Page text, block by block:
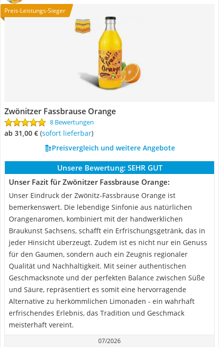
Preis-Leistungs-Sieger
‎Zwönitzer Fassbrause Orange
8 Bewertungen
ab 31,00 € ( Sofort lieferbar)
Preisvergleich und weitere Angebote
Unsere Bewertung: SEHR GUT
Unser Fazit für ‎Zwönitzer Fassbrause Orange:
Unser Eindruck der Zwönitz-Fassbrause Orange ist
bemerkenswert. Die lebendige Sinfonie aus natürlichen
Orangenaromen, kombiniert mit der handwerklichen
Braukunst Sachsens, schafft ein Erfrischungsgetränk, das in
jeder Hinsicht überzeugt. Zudem ist es nicht nur ein Genuss
für den Gaumen, sondern auch ein Zeugnis regionaler
Qualität und Nachhaltigkeit. Mit seiner authentischen
Geschmacksnote und der perfekten Balance zwischen Süße
und Säure, repräsentiert es somit eine hervorragende
Alternative zu herkömmlichen Limonaden - ein wahrhaft
erfrischendes Erlebnis, das Tradition und Geschmack
meisterhaft vereint.
07/2026